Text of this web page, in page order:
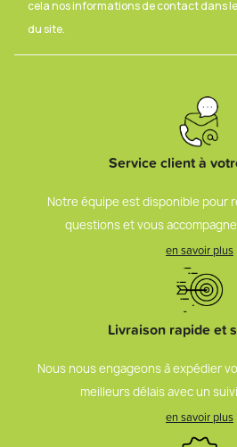
cela nos informations de contact dans
du site.
Service client à
Notre équipe est disponible pour
questions et vous
en savoir plus
Livraison rapide et
Nous nous engageons à expédier
meilleurs délais avec un
en savoir plus